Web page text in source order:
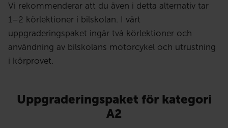
Vi rekommenderar att du även i detta alternativ tar
1–2 körlektioner i bilskolan. I vårt
uppgraderingspaket ingår två körlektioner och
användning av bilskolans motorcykel och utrustning
i körprovet.
Uppgraderingspaket för kategori
A2